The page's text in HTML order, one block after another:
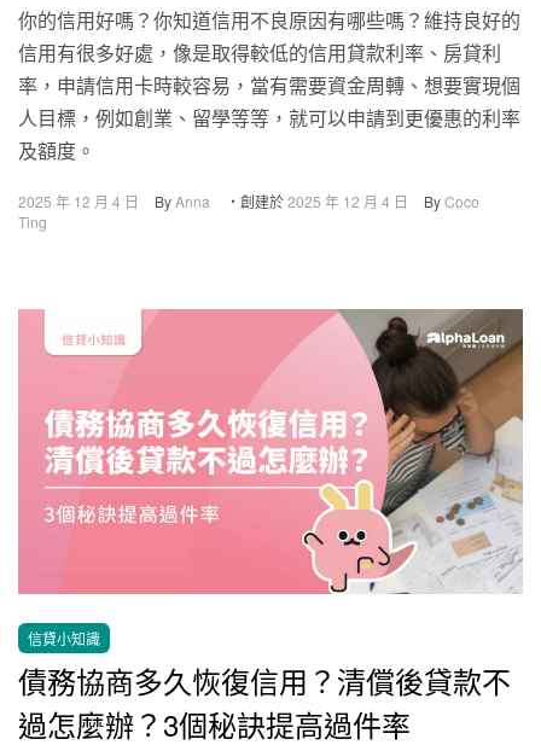
你的信用好嗎？你知道信用不良原因有哪些嗎？維持良好的
信用有很多好處，像是取得較低的信用貸款利率、房貸利
率，申請信用卡時較容易，當有需要資金周轉、想要實現個
人目標，例如創業、留學等等，就可以申請到更優惠的利率
及額度。
2025 年 12 月 4 日 ByAnna ・創建於2025 年 12 月 4 日 ByCoco
Ting
信貸小知識
債務協商多久恢復信用？清償後貸款不
過怎麼辦？3個秘訣提高過件率